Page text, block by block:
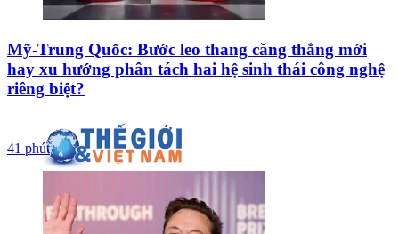
Mỹ-Trung Quốc: Bước leo thang căng thẳng mới
hay xu hướng phân tách hai hệ sinh thái công nghệ
riêng biệt?
41 phút